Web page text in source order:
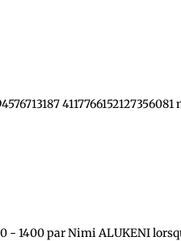
- 1400 par Nimi ALUKENI